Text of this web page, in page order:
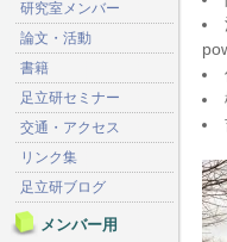
研究室メンバー
論文・活動
書籍
足立研セミナー
交通・アクセス
リンク集
足立研ブログ
メンバー用